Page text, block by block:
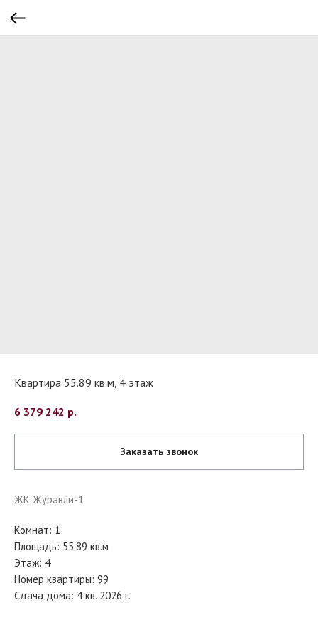
Квартира 55.89 кв.м, 4 этаж
6 379 242 р.
Заказать звонок
ЖК Журавли-1
Комнат: 1
Площадь: 55.89 кв.м
Этаж: 4
Номер квартиры: 99
Сдача дома: 4 кв. 2026 г.